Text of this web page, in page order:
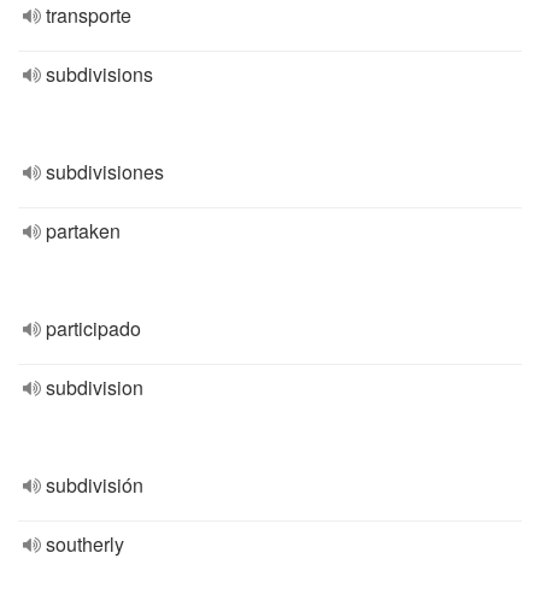
transporte
subdivisions
subdivisiones
partaken
participado
subdivision
subdivisión
southerly